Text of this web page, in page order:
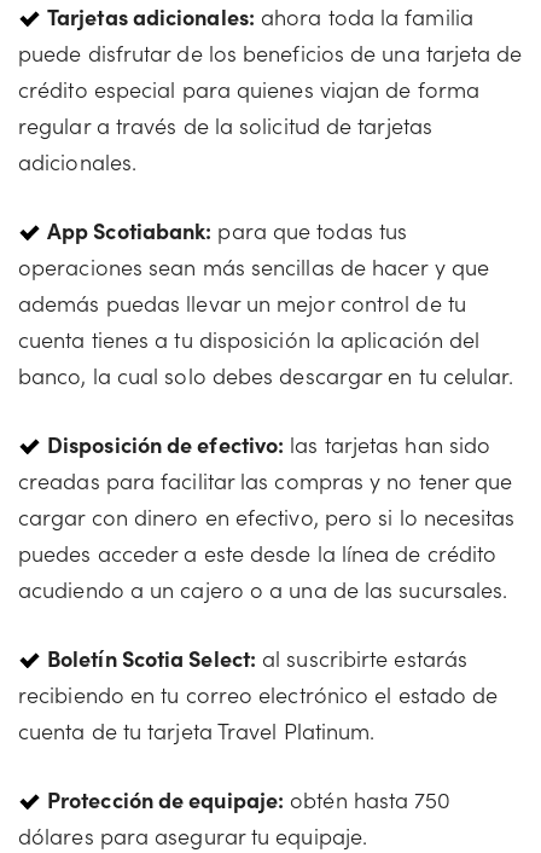
Tarjetas adicionales: ahora toda la familia
puede disfrutar de los beneficios de una tarjeta de
crédito especial para quienes viajan de forma
regular a través de la solicitud de tarjetas
adicionales.
App Scotiabank: para que todas tus
operaciones sean más sencillas de hacer y que
además puedas llevar un mejor control de tu
cuenta tienes a tu disposición la aplicación del
banco, la cual solo debes descargar en tu celular.
Disposición de efectivo: las tarjetas han sido
creadas para facilitar las compras y no tener que
cargar con dinero en efectivo, pero si lo necesitas
puedes acceder a este desde la línea de crédito
acudiendo a un cajero o a una de las sucursales.
Boletín Scotia Select: al suscribirte estarás
recibiendo en tu correo electrónico el estado de
cuenta de tu tarjeta Travel Platinum.
Protección de equipaje: obtén hasta 750
dólares para asegurar tu equipaje.